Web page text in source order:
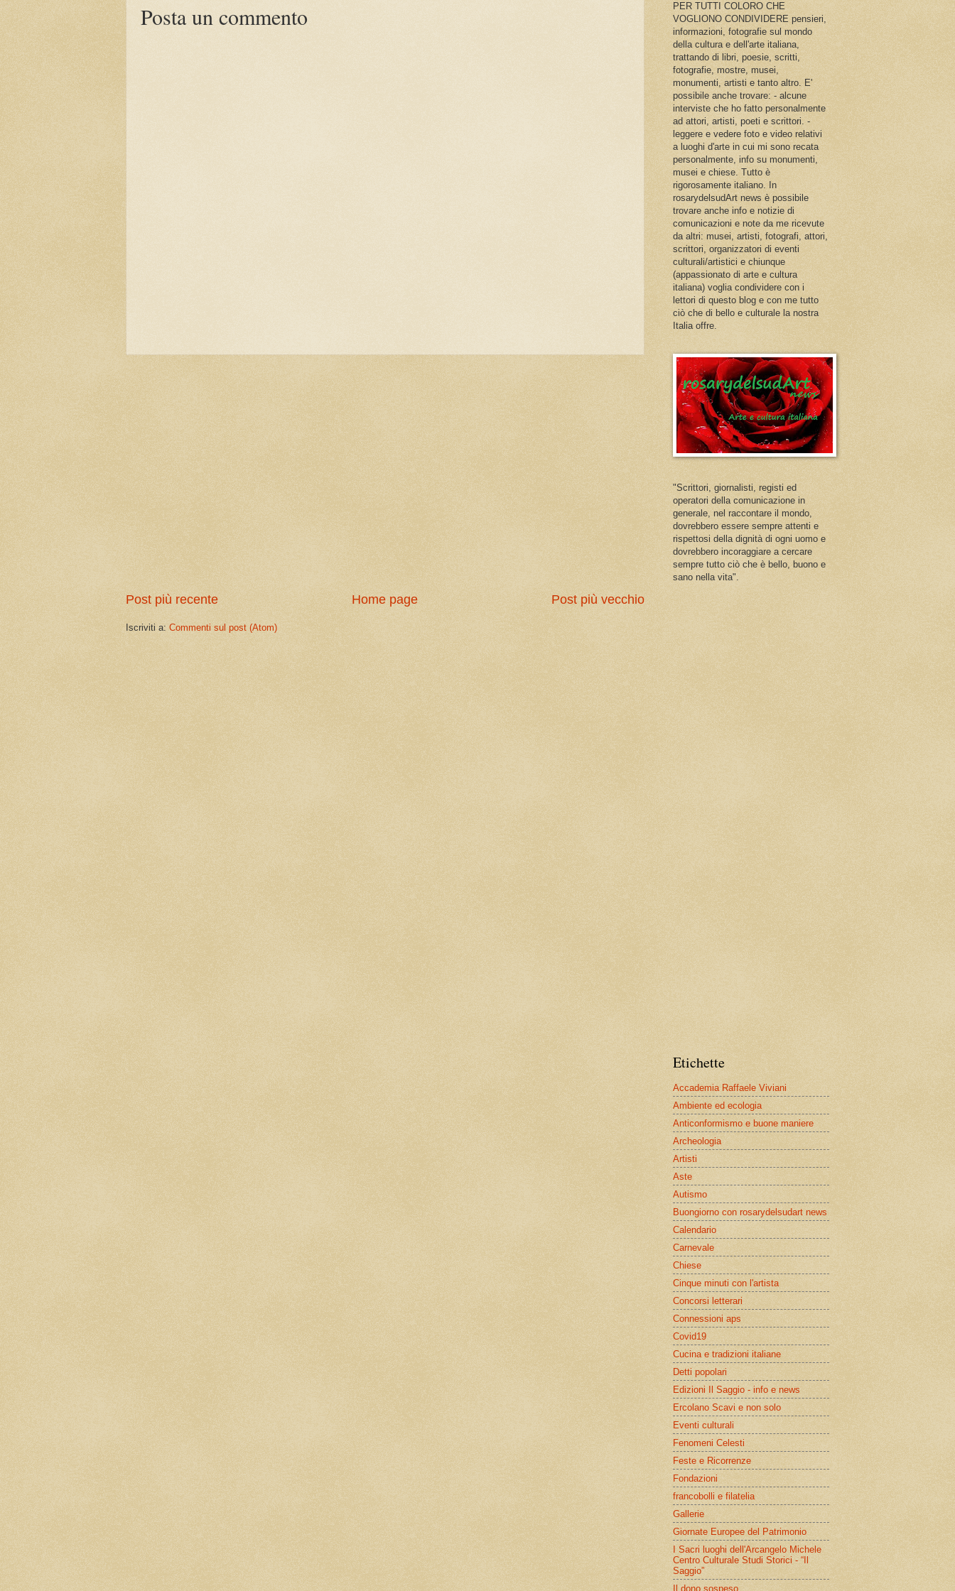
Posta un commento
Post più recente Post più vecchio
Home page
Iscriviti a: Commenti sul post (Atom)
PER TUTTI COLORO CHE
VOGLIONO CONDIVIDERE pensieri,
informazioni, fotografie sul mondo
della cultura e dell'arte italiana,
trattando di libri, poesie, scritti,
fotografie, mostre, musei,
monumenti, artisti e tanto altro. E'
possibile anche trovare: - alcune
interviste che ho fatto personalmente
ad attori, artisti, poeti e scrittori. -
leggere e vedere foto e video relativi
a luoghi d'arte in cui mi sono recata
personalmente, info su monumenti,
musei e chiese. Tutto è
rigorosamente italiano. In
rosarydelsudArt news è possibile
trovare anche info e notizie di
comunicazioni e note da me ricevute
da altri: musei, artisti, fotografi, attori,
scrittori, organizzatori di eventi
culturali/artistici e chiunque
(appassionato di arte e cultura
italiana) voglia condividere con i
lettori di questo blog e con me tutto
ciò che di bello e culturale la nostra
Italia offre.
"Scrittori, giornalisti, registi ed
operatori della comunicazione in
generale, nel raccontare il mondo,
dovrebbero essere sempre attenti e
rispettosi della dignità di ogni uomo e
dovrebbero incoraggiare a cercare
sempre tutto ciò che è bello, buono e
sano nella vita".
Etichette
Accademia Raffaele Viviani
Ambiente ed ecologia
Anticonformismo e buone maniere
Archeologia
Artisti
Aste
Autismo
Buongiorno con rosarydelsudart news
Calendario
Carnevale
Chiese
Cinque minuti con l'artista
Concorsi letterari
Connessioni aps
Covid19
Cucina e tradizioni italiane
Detti popolari
Edizioni Il Saggio - info e news
Ercolano Scavi e non solo
Eventi culturali
Fenomeni Celesti
Feste e Ricorrenze
Fondazioni
francobolli e filatelia
Gallerie
Giornate Europee del Patrimonio
I Sacri luoghi dell'Arcangelo Michele
Centro Culturale Studi Storici - “Il
Saggio”
Il dono sospeso